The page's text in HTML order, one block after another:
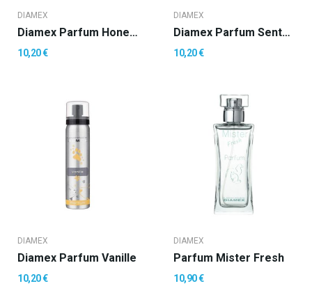
DIAMEX
Diamex Parfum Honey (miel)
10,20 €
DIAMEX
Diamex Parfum Senteur Ete
10,20 €
DIAMEX
Diamex Parfum Vanille
10,20 €
DIAMEX
Parfum Mister Fresh
10,90 €